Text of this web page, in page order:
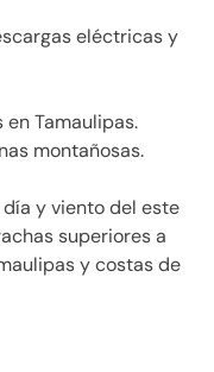
eléctricas y
Tamaulipas.
montañosas.
y viento del este
superiores a
y costas de